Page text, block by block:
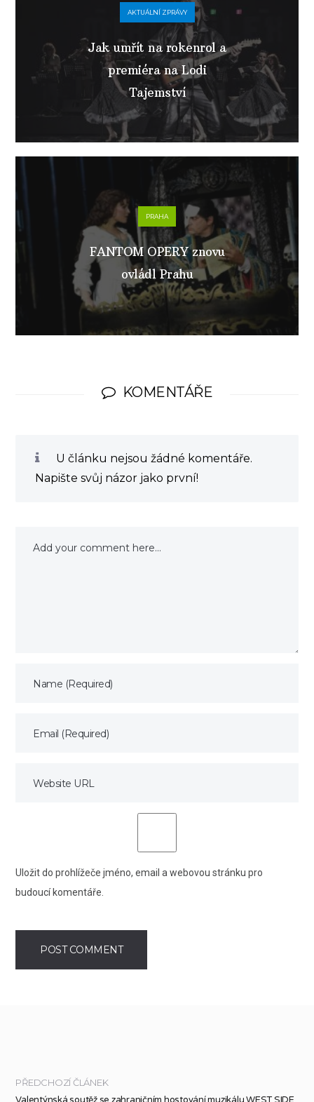
AKTUÁLNÍ ZPRÁVY
Jak umřít na rokenrol a
premiéra na Lodi
Tajemství
PRAHA
FANTOM OPERY znovu
ovládl Prahu
KOMENTÁŘE
U článku nejsou žádné komentáře.
Napište svůj názor jako první!
Uložit do prohlížeče jméno, email a webovou stránku pro
budoucí komentáře.
PŘEDCHOZÍ ČLÁNEK